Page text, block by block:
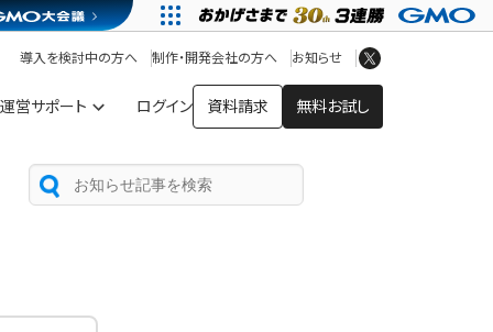
運営サポート ログイン 資料請求 無料お試し
導入を検討中の方へ 制作・開発会社の方へ お知らせ
アプリストア
ヘルプを見る
ヘルプセンター